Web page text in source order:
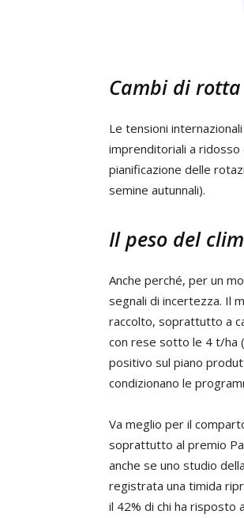
Cambi di
Le tensioni
imprenditoriali a ridosso
pianificazione delle
semine autunnali).
Il peso del
Anche perché, per un
segnali di incertezza. Il
raccolto, soprattutto a
con rese sotto le 4 t/ha
positivo sul piano
condizionano le
Va meglio per il
soprattutto al premio
anche se uno studio
registrata una timida
il 42% di chi ha risposto